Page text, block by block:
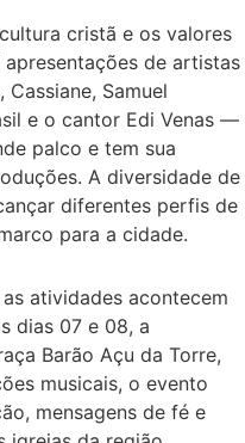
cristã e os valores
de artistas
Samuel
e o cantor Edi Venas —
palco e tem sua
A diversidade de
diferentes perfis de
para a cidade.
atividades acontecem
dias 07 e 08, a
Barão Açu da Torre,
musicais, o evento
mensagens de fé e